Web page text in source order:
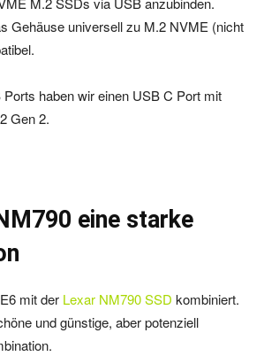
Gehäuse universell zu M.2 NVME (nicht
haben wir einen USB C Port mit
Gen 2.
eine starke
mit der Lexar NM790 SSD kombiniert.
und günstige, aber potenziell